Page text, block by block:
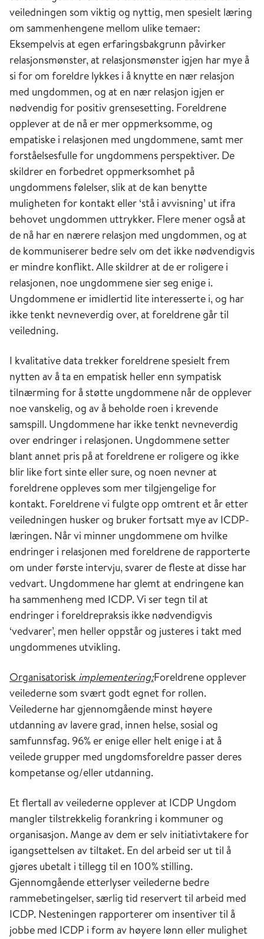
veiledningen som viktig og nyttig, men spesielt læring
om sammenhengene mellom ulike temaer:
Eksempelvis at egen erfaringsbakgrunn påvirker
relasjonsmønster, at relasjonsmønster igjen har mye å
si for om foreldre lykkes i å knytte en nær relasjon
med ungdommen, og at en nær relasjon igjen er
nødvendig for positiv grensesetting. Foreldrene
opplever at de nå er mer oppmerksomme, og
empatiske i relasjonen med ungdommene, samt mer
forståelsesfulle for ungdommens perspektiver. De
skildrer en forbedret oppmerksomhet på
ungdommens følelser, slik at de kan benytte
muligheten for kontakt eller ‘stå i avvisning’ ut ifra
behovet ungdommen uttrykker. Flere mener også at
de nå har en nærere relasjon med ungdommen, og at
de kommuniserer bedre selv om det ikke nødvendigvis
er mindre konflikt. Alle skildrer at de er roligere i
relasjonen, noe ungdommene sier seg enige i.
Ungdommene er imidlertid lite interesserte i, og har
ikke tenkt nevneverdig over, at foreldrene går til
veiledning.
I kvalitative data trekker foreldrene spesielt frem
nytten av å ta en empatisk heller enn sympatisk
tilnærming for å støtte ungdommene når de opplever
noe vanskelig, og av å beholde roen i krevende
samspill. Ungdommene har ikke tenkt nevneverdig
over endringer i relasjonen. Ungdommene setter
blant annet pris på at foreldrene er roligere og ikke
blir like fort sinte eller sure, og noen nevner at
foreldrene oppleves som mer tilgjengelige for
kontakt. Foreldrene vi fulgte opp omtrent et år etter
veiledningen husker og bruker fortsatt mye av ICDP-
læringen. Når vi minner ungdommene om hvilke
endringer i relasjonen med foreldrene de rapporterte
om under første intervju, svarer de fleste at disse har
vedvart. Ungdommene har glemt at endringene kan
ha sammenheng med ICDP. Vi ser tegn til at
endringer i foreldrepraksis ikke nødvendigvis
‘vedvarer’, men heller oppstår og justeres i takt med
ungdommenes utvikling.
Organisatorisk implementering:Foreldrene opplever
veilederne som svært godt egnet for rollen.
Veilederne har gjennomgående minst høyere
utdanning av lavere grad, innen helse, sosial og
samfunnsfag. 96% er enige eller helt enige i at å
veilede grupper med ungdomsforeldre passer deres
kompetanse og/eller utdanning.
Et flertall av veilederne opplever at ICDP Ungdom
mangler tilstrekkelig forankring i kommuner og
organisasjon. Mange av dem er selv initiativtakere for
igangsettelsen av tiltaket. En del arbeid ser ut til å
gjøres ubetalt i tillegg til en 100% stilling.
Gjennomgående etterlyser veilederne bedre
rammebetingelser, særlig tid reservert til arbeid med
ICDP. Nesteningen rapporterer om insentiver til å
jobbe med ICDP i form av høyere lønn eller mulighet